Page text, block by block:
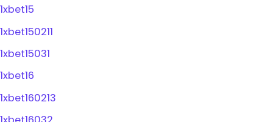
1xbet15
1xbet150211
1xbet15031
1xbet16
1xbet160213